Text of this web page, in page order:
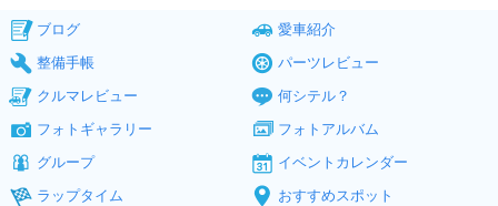
ブログ
愛車紹介
整備手帳
パーツレビュー
クルマレビュー
何シテル？
フォトギャラリー
フォトアルバム
グループ
イベントカレンダー
ラップタイム
おすすめスポット